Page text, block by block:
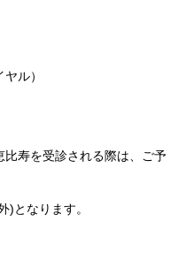
ル）
比寿を受診される際は、ご予
)となります。